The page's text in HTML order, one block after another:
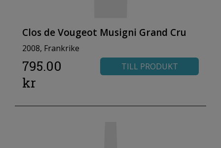
Clos de Vougeot Musigni Grand Cru
2008, Frankrike
795.00
kr
TILL PRODUKT